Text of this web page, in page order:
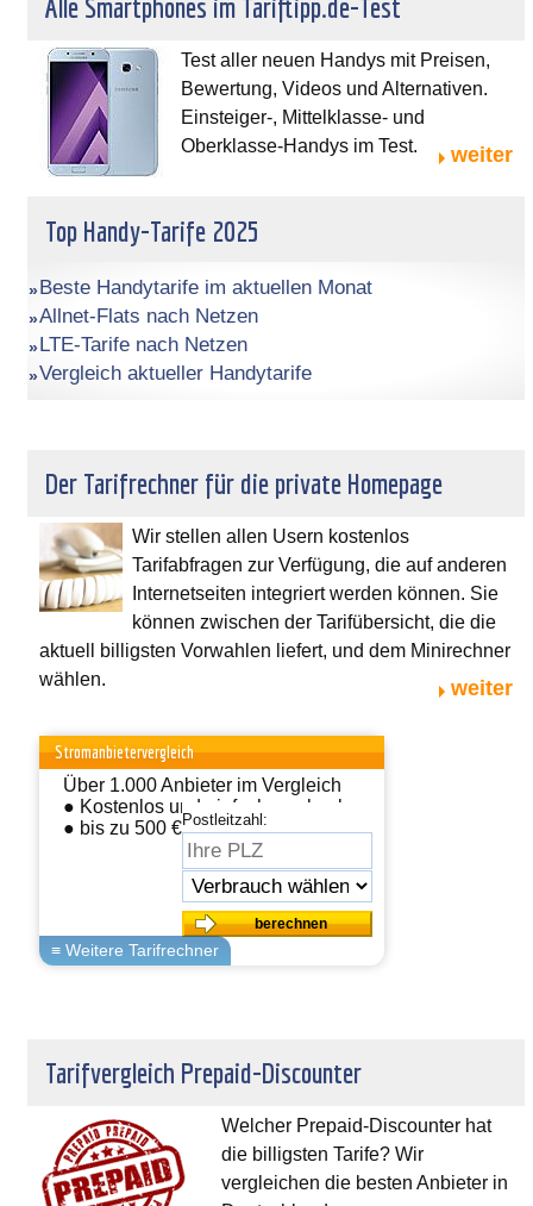
Alle Smartphones im Tariftipp.de-Test
Test aller neuen Handys mit Preisen,
Bewertung, Videos und Alternativen.
Einsteiger-, Mittelklasse- und
Oberklasse-Handys im Test.
weiter
Top Handy-Tarife 2025
Beste Handytarife im aktuellen Monat
Allnet-Flats nach Netzen
LTE-Tarife nach Netzen
Vergleich aktueller Handytarife
Der Tarifrechner für die private Homepage
Wir stellen allen Usern kostenlos
Tarifabfragen zur Verfügung, die auf anderen
Internetseiten integriert werden können. Sie
können zwischen der Tarifübersicht, die die
aktuell billigsten Vorwahlen liefert, und dem Minirechner
wählen.
weiter
Stromanbietervergleich
Über 1.000 Anbieter im Vergleich
● Kostenlos und einfach wechseln
● bis zu 500 € sparen
Postleitzahl:
Tarifvergleich Prepaid-Discounter
Welcher Prepaid-Discounter hat
die billigsten Tarife? Wir
vergleichen die besten Anbieter in